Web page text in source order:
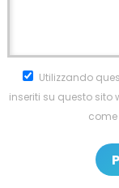
Utilizzando
inseriti su questo sito